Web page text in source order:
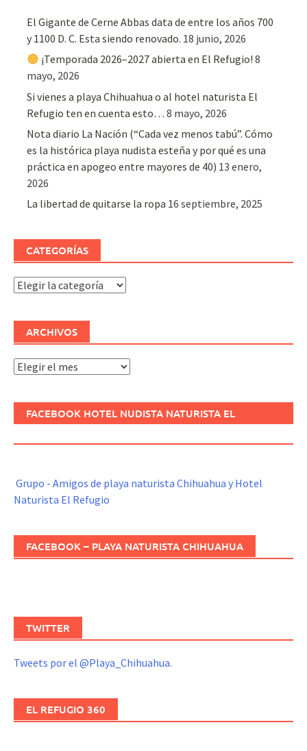
El Gigante de Cerne Abbas data de entre los años 700
y 1100 D. C. Esta siendo renovado. 18 junio, 2026
¡Temporada 2026–2027 abierta en El Refugio! 8
mayo, 2026
Si vienes a playa Chihuahua o al hotel naturista El
Refugio ten en cuenta esto… 8 mayo, 2026
Nota diario La Nación (“Cada vez menos tabú”. Cómo
es la histórica playa nudista esteña y por qué es una
práctica en apogeo entre mayores de 40) 13 enero,
2026
La libertad de quitarse la ropa 16 septiembre, 2025
CATEGORÍAS
Categorías
ARCHIVOS
Archivos
FACEBOOK HOTEL NUDISTA NATURISTA EL
Grupo - Amigos de playa naturista Chihuahua y Hotel
Naturista El Refugio
FACEBOOK – PLAYA NATURISTA CHIHUAHUA
TWITTER
Tweets por el @Playa_Chihuahua.
EL REFUGIO 360